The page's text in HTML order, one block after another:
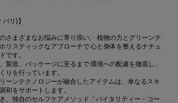
パリ)】
さまざまなお悩みに寄り添い、 植物の力とグリーンテ
リスティックなアプローチで 心と身体を整えるナチュ
です。
製造、パッケージに至るまで 環境への配慮を徹底し、
りを行っています。
ーンテクノロジーが融合したアイテムは、単なるスキ
和をサポートします。
、独自のセルフケアメソッド「バイタリティー・コー